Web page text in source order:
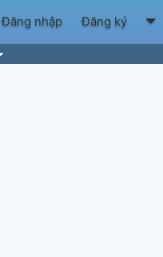
Đăng nhập Đăng ký